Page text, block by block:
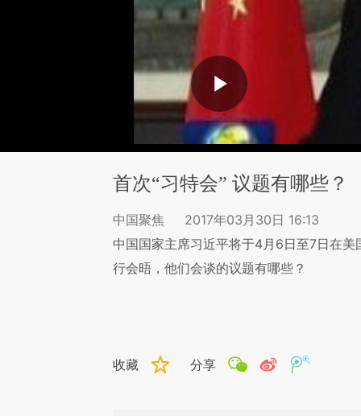
首次“习特会” 议题有哪些？
中国聚焦
2017年03月30日 16:13
中国国家主席习近平将于4月6日至7日在
行会晤，他们会谈的议题有哪些？
收藏 分享